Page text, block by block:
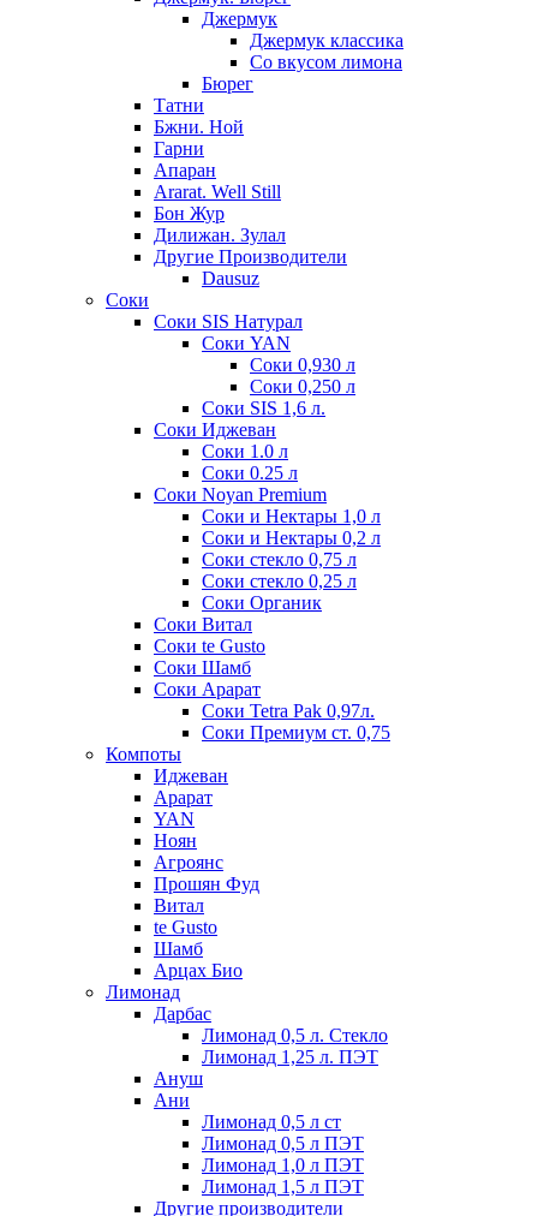
Джермук
Джермук классика
Со вкусом лимона
Бюрег
Татни
Бжни. Ной
Гарни
Апаран
Ararat. Well Still
Бон Жур
Дилижан. Зулал
Другие Производители
Dausuz
Соки
Соки SIS Натурал
Соки YAN
Соки 0,930 л
Соки 0,250 л
Соки SIS 1,6 л.
Соки Иджеван
Соки 1.0 л
Соки 0.25 л
Соки Noyan Premium
Соки и Нектары 1,0 л
Соки и Нектары 0,2 л
Соки стекло 0,75 л
Соки стекло 0,25 л
Соки Органик
Соки Витал
Соки te Gusto
Соки Шамб
Соки Арарат
Соки Tetra Pak 0,97л.
Соки Премиум ст. 0,75
Компоты
Иджеван
Арарат
YAN
Ноян
Агроянс
Прошян Фуд
Витал
te Gusto
Шамб
Арцах Био
Лимонад
Дарбас
Лимонад 0,5 л. Стекло
Лимонад 1,25 л. ПЭТ
Ануш
Ани
Лимонад 0,5 л ст
Лимонад 0,5 л ПЭТ
Лимонад 1,0 л ПЭТ
Лимонад 1,5 л ПЭТ
Другие производители